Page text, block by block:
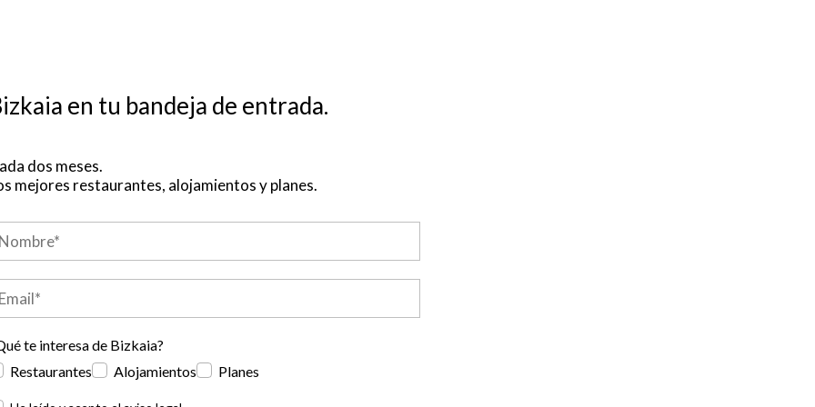
en tu bandeja de entrada.
dos meses.
mejores restaurantes, alojamientos y planes.
te interesa de Bizkaia?
Restaurantes
Alojamientos Planes